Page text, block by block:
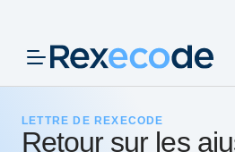
LETTRE DE REXECODE
Retour sur les